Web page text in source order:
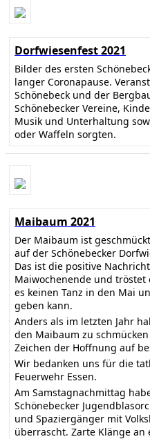
Dorfwiesenfest 2021
Bilder des ersten
langer Coronapause.
Schönebeck und der
Schönebecker Vereine,
Musik und Unterhaltung
oder Waffeln sorgten.
Maibaum 2021
Der Maibaum ist
auf der Schönebecker
Das ist die positive
Maiwochenende und tröstet
es keinen Tanz in den Mai
geben kann.
Anders als im letzten Jahr
den Maibaum zu
Zeichen der Hoffnung auf
Wir bedanken uns für die
Feuerwehr Essen.
Am Samstagnachmittag
Schönebecker
und Spaziergänger mit
überrascht. Zarte Klänge